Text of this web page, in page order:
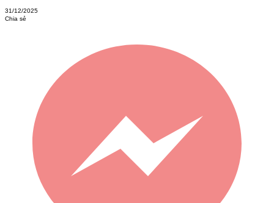
31/12/2025
Chia sẻ